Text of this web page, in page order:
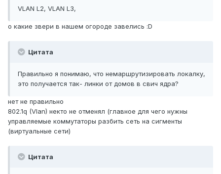
VLAN L2, VLAN L3,
о какие звери в нашем огороде завелись :D
Цитата
Правильно я понимаю, что немаршрутизировать локалку,
это получается так- линки от домов в свич ядра?
нет не правильно
802.1q (Vlan) некто не отменял (главное для чего нужны
управляемые коммутаторы разбить сеть на сигменты
(виртуальные сети)
Цитата